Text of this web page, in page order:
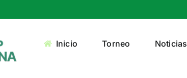
Inicio Torneo Noticias